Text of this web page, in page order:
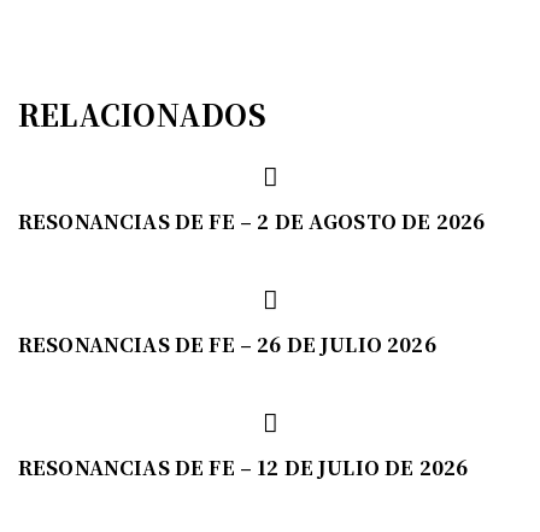
RELACIONADOS
RESONANCIAS DE FE – 2 DE AGOSTO DE 2026
RESONANCIAS DE FE – 26 DE JULIO 2026
RESONANCIAS DE FE – 12 DE JULIO DE 2026